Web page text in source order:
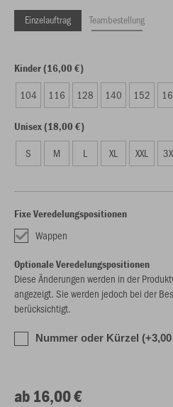
Einzelauftrag Teambestellung
Kinder (16,00 €)
104 116 128 140 152
Unisex (18,00 €)
S M L XL XXL
Fixe Veredelungspositionen
Wappen
Optionale Veredelungspositionen
Diese Änderungen werden in der
angezeigt. Sie werden jedoch bei der
berücksichtigt.
Nummer oder Kürzel (+3,00
ab 16,00 €